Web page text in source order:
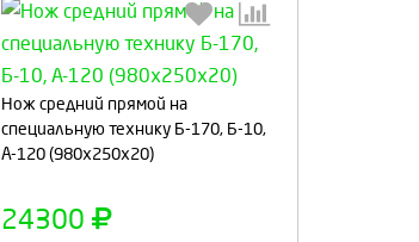
Нож средний прямой на
специальную технику Б-170, Б-10,
А-120 (980х250х20)
24300
Выберите количество: